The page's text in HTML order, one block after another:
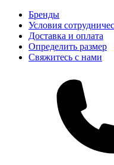
Бренды
Условия
Доставка и оплата
Определить размер
Свяжитесь с нами